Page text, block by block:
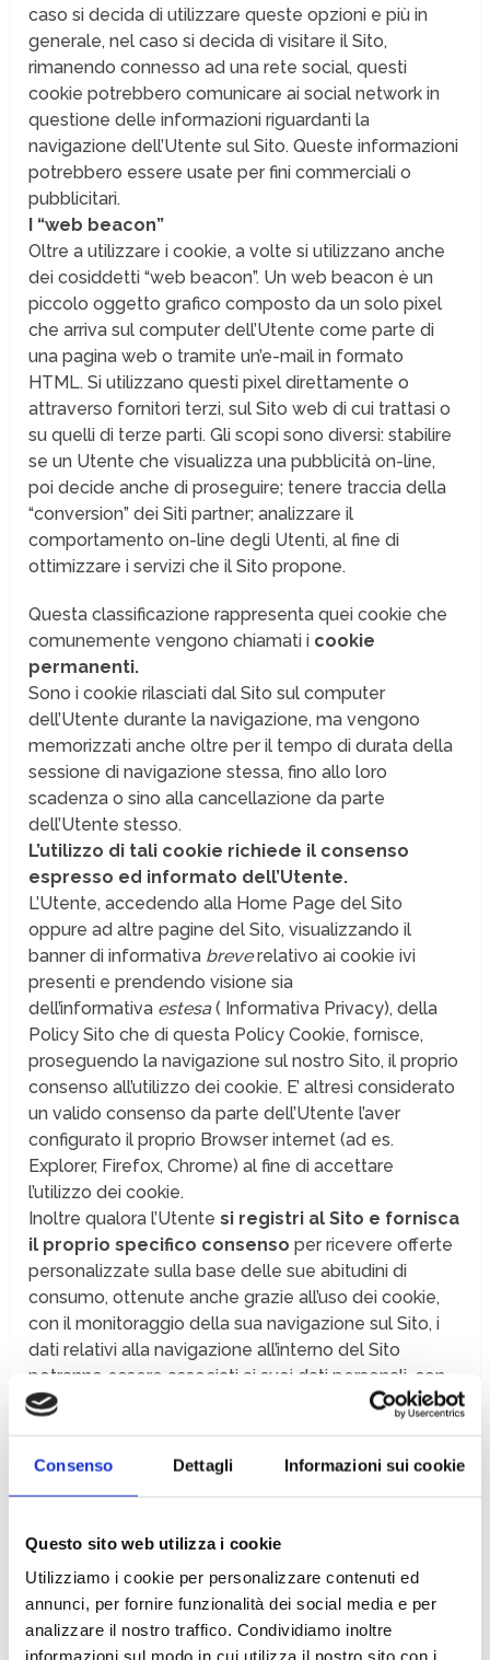
Consenso Dettagli Informazioni sui cookie
Questo sito web utilizza i cookie
Utilizziamo i cookie per personalizzare contenuti ed
annunci, per fornire funzionalità dei social media e per
analizzare il nostro traffico. Condividiamo inoltre
informazioni sul modo in cui utilizza il nostro sito con i
caso si decida di utilizzare queste opzioni e più in
generale, nel caso si decida di visitare il Sito,
rimanendo connesso ad una rete social, questi
cookie potrebbero comunicare ai social network in
questione delle informazioni riguardanti la
navigazione dell’Utente sul Sito. Queste informazioni
potrebbero essere usate per fini commerciali o
pubblicitari.
I “web beacon”
Oltre a utilizzare i cookie, a volte si utilizzano anche
dei cosiddetti “web beacon”. Un web beacon è un
piccolo oggetto grafico composto da un solo pixel
che arriva sul computer dell’Utente come parte di
una pagina web o tramite un’e-mail in formato
HTML. Si utilizzano questi pixel direttamente o
attraverso fornitori terzi, sul Sito web di cui trattasi o
su quelli di terze parti. Gli scopi sono diversi: stabilire
se un Utente che visualizza una pubblicità on-line,
poi decide anche di proseguire; tenere traccia della
“conversion” dei Siti partner; analizzare il
comportamento on-line degli Utenti, al fine di
ottimizzare i servizi che il Sito propone.
Questa classificazione rappresenta quei cookie che
comunemente vengono chiamati i cookie
permanenti.
Sono i cookie rilasciati dal Sito sul computer
dell’Utente durante la navigazione, ma vengono
memorizzati anche oltre per il tempo di durata della
sessione di navigazione stessa, fino allo loro
scadenza o sino alla cancellazione da parte
dell’Utente stesso.
L’utilizzo di tali cookie richiede il consenso
espresso ed informato dell’Utente.
L’Utente, accedendo alla Home Page del Sito
oppure ad altre pagine del Sito, visualizzando il
banner di informativa breverelativo ai cookie ivi
presenti e prendendo visione sia
dell’informativa estesa( Informativa Privacy), della
Policy Sito che di questa Policy Cookie, fornisce,
proseguendo la navigazione sul nostro Sito, il proprio
consenso all’utilizzo dei cookie. E’ altresì considerato
un valido consenso da parte dell’Utente l’aver
configurato il proprio Browser internet (ad es.
Explorer, Firefox, Chrome) al fine di accettare
l’utilizzo dei cookie.
Inoltre qualora l’Utentesi registri al Sito e fornisca
il proprio specifico consensoper ricevere offerte
personalizzate sulla base delle sue abitudini di
consumo, ottenute anche grazie all’uso dei cookie,
con il monitoraggio della sua navigazione sul Sito, i
dati relativi alla navigazione all’interno del Sito
potranno essere associati ai suoi dati personali, con
conseguente identificazione e rilevazione delle
iniziative commerciali e pubblicitarie.
L’utilizzo dei Cookie del Sito Tarocchicartomanzia.de
I cookie non raccolgono informazioni direttamente
identificative dell’Utente. Infatti Luce di Francesca
Ferrari non può risalire attraverso i cookie a nessuna
informazione personale direttamente identificativa